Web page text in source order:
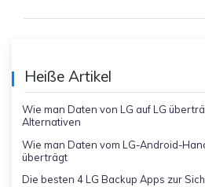
Heiße Artikel
Wie man Daten von LG auf LG
Alternativen
Wie man Daten vom LG-Android-
überträgt
Die besten 4 LG Backup Apps zur